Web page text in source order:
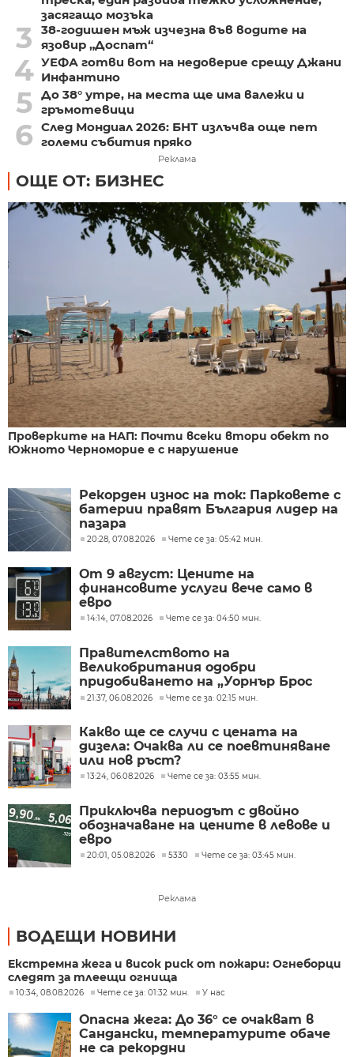
засягащо мозъка
3
38-годишен мъж изчезна във водите на
язовир „Доспат“
4 УЕФА готви вот на недоверие срещу Джани
Инфантино
5 До 38° утре, на места ще има валежи и
гръмотевици
6 След Мондиал 2026: БНТ излъчва още пет
големи събития пряко
Реклама
ОЩЕ ОТ: БИЗНЕС
Проверките на НАП: Почти всеки втори обект по
Южното Черноморие е с нарушение
Рекорден износ на ток: Парковете с
батерии правят България лидер на
пазара
20:28, 07.08.2026 Чете се за: 05:42 мин.
От 9 август: Цените на
финансовите услуги вече само в
евро
14:14, 07.08.2026 Чете се за: 04:50 мин.
Правителството на
Великобритания одобри
придобиването на „Уорнър Брос
Дискавъри“ от „Парамаунт“ за 110
21:37, 06.08.2026 Чете се за: 02:15 мин.
Какво ще се случи с цената на
дизела: Очаква ли се поевтиняване
или нов ръст?
13:24, 06.08.2026 Чете се за: 03:55 мин.
Приключва периодът с двойно
обозначаване на цените в левове и
евро
20:01, 05.08.2026 5330 Чете се за: 03:45 мин.
Реклама
ВОДЕЩИ НОВИНИ
Екстремна жега и висок риск от пожари: Огнеборци
следят за тлеещи огнища
10:34, 08.08.2026 Чете се за: 01:32 мин. У нас
Опасна жега: До 36° се очакват в
Сандански, температурите обаче
не са рекордни